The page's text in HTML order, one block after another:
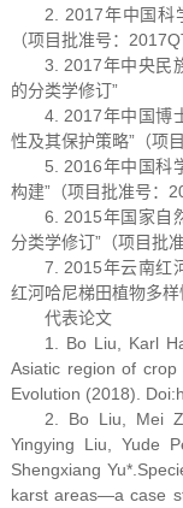
2. 2017年中国科
（项目批准号：
3. 2017年中央民
的分类学修订”
4. 2017年中国博
性及其保护策略”（项
5. 2016年中国科
构建”（项目批准号：
6. 2015年国家自
分类学修订”（项目批
7. 2015年云南红
红河哈尼梯田植物多样
代表论文
1. Bo Liu, Karl
Asiatic region of
Evolution (2018).
2. Bo Liu, Mei
Yingying Liu, Yude
Shengxiang
karst areas—a case